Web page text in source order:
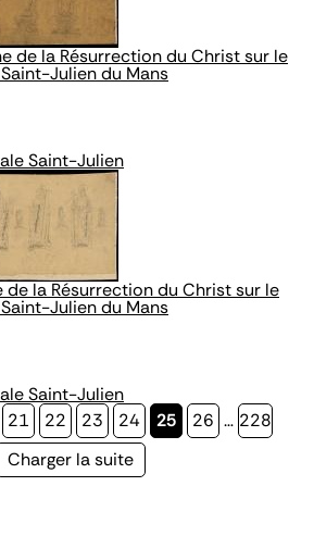
de la Résurrection du Christ sur le
Julien du Mans
Saint-Julien
la Résurrection du Christ sur le
Julien du Mans
Saint-Julien
Page
21 Page
22 Page
23 Page
24
Page
25 Page
26 … Page
228
Page
Charger la suite